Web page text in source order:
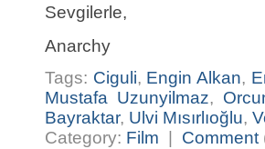
Sevgilerle,
Anarchy
Tags: Ciguli, Engin Alkan,
Mustafa Uzunyilmaz,
Bayraktar, Ulvi Mısırlıoğlu,
Category: Film Comment